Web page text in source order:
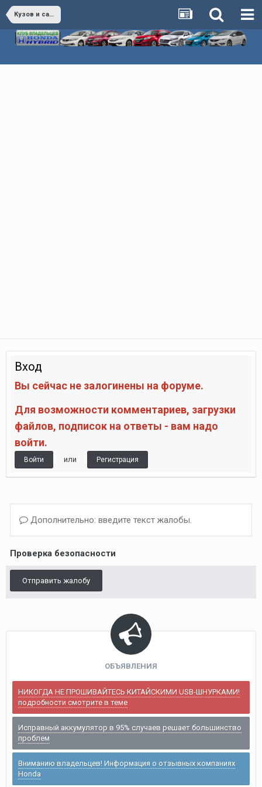
Кузов и салон
Вход
Вы сейчас не залогинены на форуме.
Для возможности комментариев, загрузки
файлов, подписок на ответы - вам надо
войти.
Войти или Регистрация
Дополнительно: введите текст жалобы.
Проверка безопасности
Отправить жалобу
ОБЪЯВЛЕНИЯ
НИКОГДА НЕ ПРОШИВАЙТЕСЬ КИТАЙСКИМИ USB-ШНУРКАМИ!
подробности смотрите в теме
Исправный аккумулятор в 95% случаев решает большинство
проблем
Вниманию владельцев! Информация о отзывных компаниях
Honda